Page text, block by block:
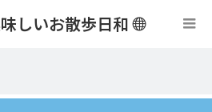
しいお散歩日和